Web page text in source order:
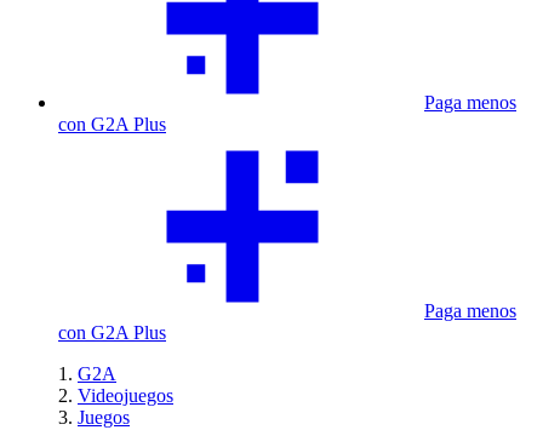
Paga menos
con G2A Plus
Paga menos
con G2A Plus
G2A
Videojuegos
Juegos